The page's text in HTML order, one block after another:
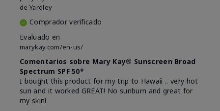
de Yardley
Comprador verificado
Evaluado en
marykay.com/en-us/
Comentarios sobre Mary Kay® Sunscreen Broad
Spectrum SPF 50*
I bought this product for my trip to Hawaii .. very hot
sun and it worked GREAT! No sunburn and great for
my skin!